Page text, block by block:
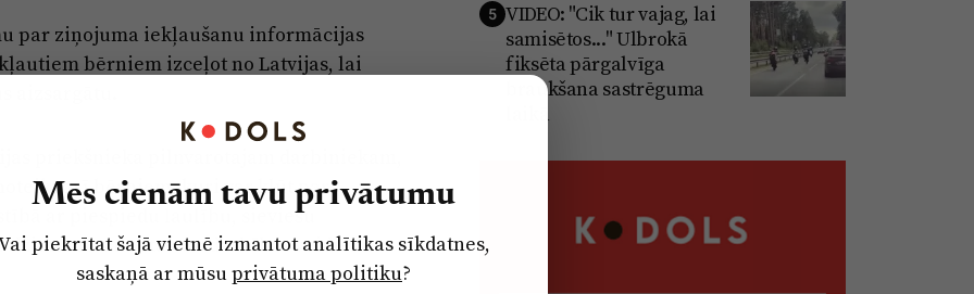
par ziņojuma iekļaušanu informācijas
bērniem izceļot no Latvijas, lai
aizsargātu.
priekšnieka pilnvarotajam darbiniekam,
arī bērniem, kuri var kļūt par
ar piespiedu laulību, sieviešu
saistītas vardarbības veidiem.
5 VIDEO: "Cik tur vajag, lai
samisētos..." Ulbrokā
fiksēta pārgalvīga
braukšana sastrēguma
laikā
Mēs cienām tavu privātumu
piekrītat šajā vietnē izmantot analītikas sīkdatnes,
saskaņā ar mūsu privātuma politiku?